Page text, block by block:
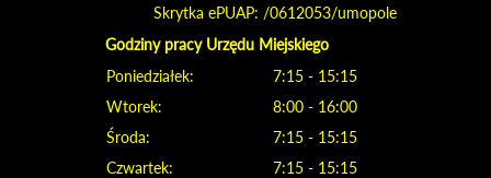
Skrytka ePUAP: /0612053/umopole
Godziny pracy Urzędu Miejskiego
Poniedziałek:
Wtorek:
Środa:
Czwartek:
7:15 - 15:15
8:00 - 16:00
7:15 - 15:15
7:15 - 15:15